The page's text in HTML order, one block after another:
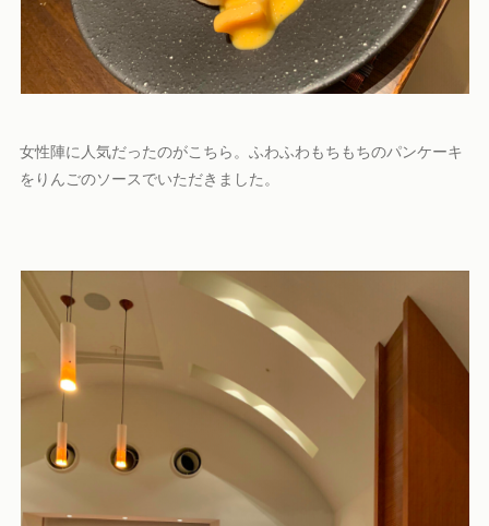
女性陣に人気だったのがこちら。ふわふわもちもちのパンケーキ
をりんごのソースでいただきました。